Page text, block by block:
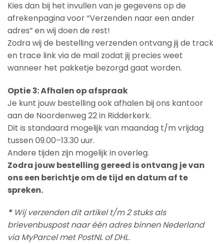
Kies dan bij het invullen van je gegevens op de
afrekenpagina voor “Verzenden naar een ander
adres” en wij doen de rest!
Zodra wij de bestelling verzenden ontvang jij de track
en trace link via de mail zodat jij precies weet
wanneer het pakketje bezorgd gaat worden.
Optie 3: Afhalen op afspraak
Je kunt jouw bestelling ook afhalen bij ons kantoor
aan de Noordenweg 22 in Ridderkerk.
Dit is standaard mogelijk van maandag t/m vrijdag
tussen 09.00–13.30 uur.
Andere tijden zijn mogelijk in overleg.
Zodra jouw bestelling gereed is ontvang je van
ons een berichtje om de tijd en datum af te
spreken.
* Wij verzenden dit artikel t/m 2 stuks als
brievenbuspost naar één adres binnen Nederland
via MyParcel met PostNL of DHL.